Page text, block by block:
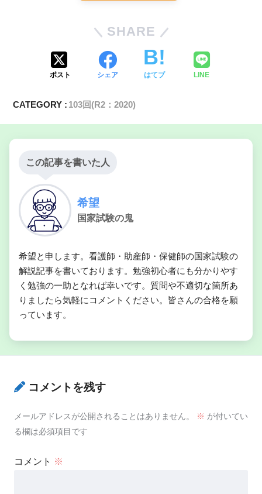
SHARE
ポスト シェア はてブ LINE
CATEGORY : 103回(R2：2020)
この記事を書いた人
希望
国家試験の鬼
希望と申します。看護師・助産師・保健師の国家試験の
解説記事を書いております。勉強初心者にも分かりやす
く勉強の一助となれば幸いです。質問や不適切な箇所あ
りましたら気軽にコメントください。皆さんの合格を願
っています。
コメントを残す
メールアドレスが公開されることはありません。 ※ が付いてい
る欄は必須項目です
コメント ※